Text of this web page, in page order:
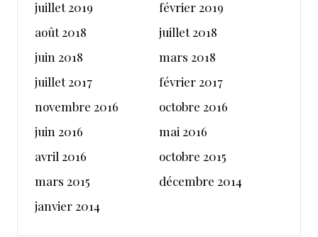
juillet 2019
février 2019
août 2018
juillet 2018
juin 2018
mars 2018
juillet 2017
février 2017
novembre 2016
octobre 2016
juin 2016
mai 2016
avril 2016
octobre 2015
mars 2015
décembre 2014
janvier 2014